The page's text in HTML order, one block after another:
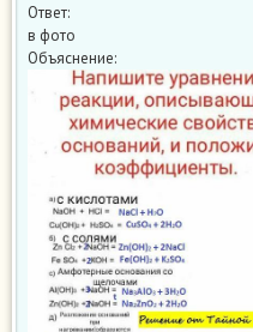
Ответ:
в фото
Объяснение: